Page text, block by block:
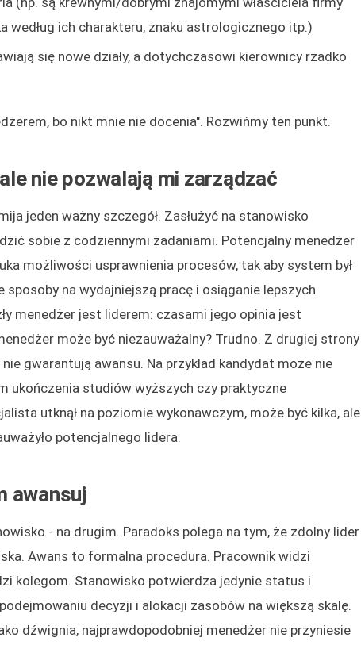
według ich charakteru, znaku astrologicznego itp.)
się nowe działy, a dotychczasowi kierownicy rzadko
bo nikt mnie nie docenia". Rozwińmy ten punkt.
nie pozwalają mi zarządzać
jeden ważny szczegół. Zasłużyć na stanowisko
sobie z codziennymi zadaniami. Potencjalny menedżer
możliwości usprawnienia procesów, tak aby system był
na wydajniejszą pracę i osiąganie lepszych
menedżer jest liderem: czasami jego opinia jest
może być niezauważalny? Trudno. Z drugiej strony
gwarantują awansu. Na przykład kandydat może nie
ukończenia studiów wyższych czy praktyczne
utknął na poziomie wykonawczym, może być kilka, ale
potencjalnego lidera.
awansuj
- na drugim. Paradoks polega na tym, że zdolny lider
Awans to formalna procedura. Pracownik widzi
kolegom. Stanowisko potwierdza jedynie status i
decyzji i alokacji zasobów na większą skalę.
dźwignia, najprawdopodobniej menedżer nie przyniesie